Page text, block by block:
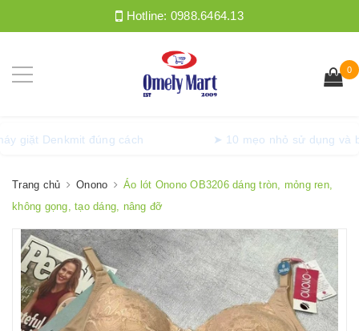
Hotline: 0988.6464.13
0
máy giặt Denkmit đúng cách ➤ 10 mẹo nhỏ sử
Trang chủ Onono
Áo lót Onono OB3206 dáng tròn, mỏng ren,
không gọng, tạo dáng, nâng đỡ